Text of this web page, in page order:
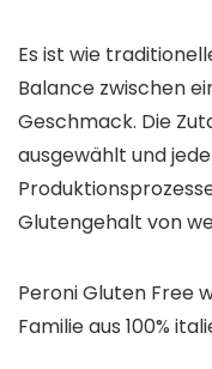
Es ist wie
Balance zwischen
Geschmack. Die
ausgewählt und
Glutengehalt von
Peroni Gluten Free
Familie aus 100%